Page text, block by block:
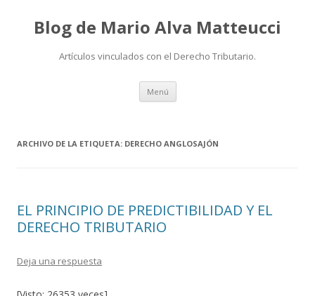
Blog de Mario Alva Matteucci
Artículos vinculados con el Derecho Tributario.
Menú Ir
contenido
ARCHIVO DE LA ETIQUETA: DERECHO ANGLOSAJÓN
EL PRINCIPIO DE PREDICTIBILIDAD Y EL
DERECHO TRIBUTARIO
Deja una respuesta